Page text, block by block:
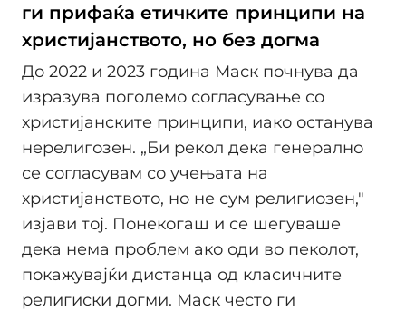
ги прифаќа етичките принципи на
христијанството, но без догма
До 2022 и 2023 година Маск почнува да
изразува поголемо согласување со
христијанските принципи, иако останува
нерелигозен. „Би рекол дека генерално
се согласувам со учењата на
христијанството, но не сум религиозен,"
изјави тој. Понекогаш и се шегуваше
дека нема проблем ако оди во пеколот,
покажувајќи дистанца од класичните
религиски догми. Маск често ги